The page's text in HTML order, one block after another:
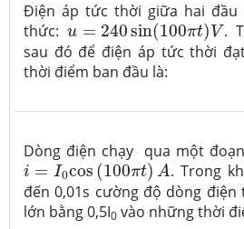
Điện áp tức thời giữa hai đầu
thức:u = 240sin(100πt) V
u =240sin(100πt)V
.
sau đó để điện áp tức thời
thời điểm ban đầu là:
Dòng điện chạy qua một
i = I0cos (100πt) A
i=I0cos(100πt)A
. Trong
đến 0,01s cường độ dòng
lớn bằng 0,5I0 vào những thời